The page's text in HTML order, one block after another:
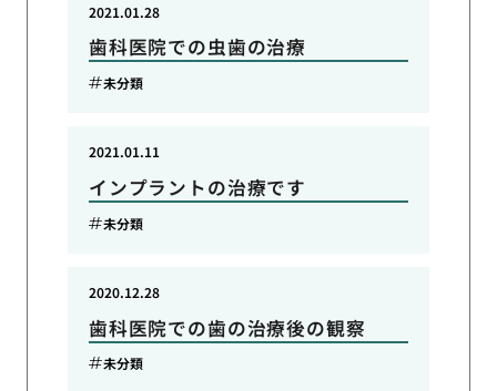
歯科医院での虫歯の治療
2021.01.28
未分類
インプラントの治療です
2021.01.11
未分類
歯科医院での歯の治療後の観察
2020.12.28
未分類